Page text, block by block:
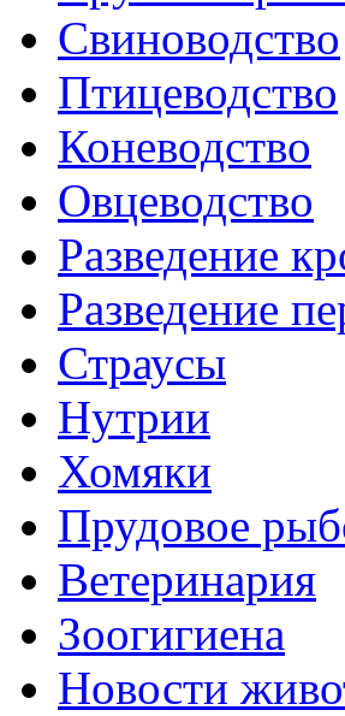
Свиноводство
Птицеводство
Коневодство
Овцеводство
Разведение
Разведение
Страусы
Нутрии
Хомяки
Прудовое
Ветеринария
Зоогигиена
Новости